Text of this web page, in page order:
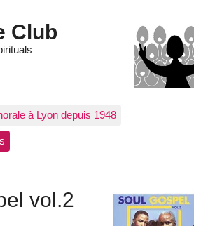
Club
à Lyon depuis 1948
vol.2